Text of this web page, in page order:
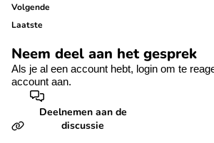
Volgende
Laatste
Neem deel aan het gesprek
Als je al een account hebt, login om te
account aan.
Deelnemen aan de
discussie